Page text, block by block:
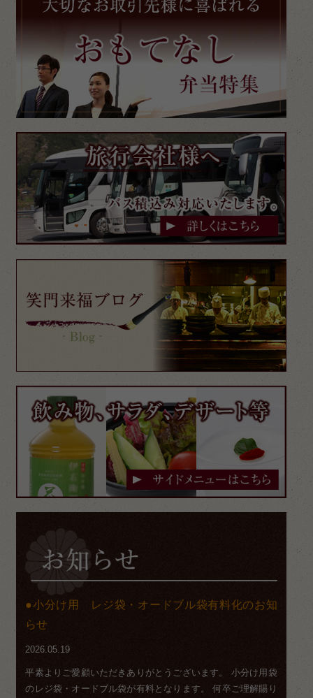
小分け用 レジ袋・オードブル袋有料化のお知
らせ
2026.05.19
平素よりご愛顧いただきありがとうございます。 小分け用袋
のレジ袋・オードブル袋が有料となります。 何卒ご理解賜り